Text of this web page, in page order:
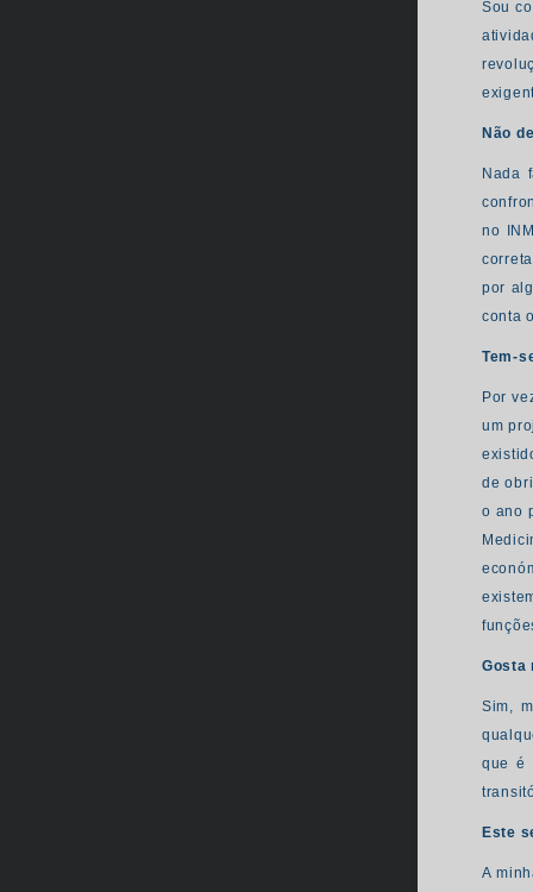
Sou
Não
Nada
no
por
conta
Tem-
Por
um
de
o ano
Gosta
Sim,
que é
Este
A